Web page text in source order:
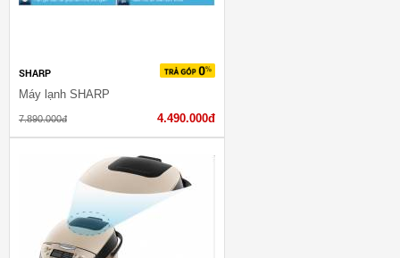
SHARP
Máy lạnh SHARP
7.890.000đ 4.490.000đ